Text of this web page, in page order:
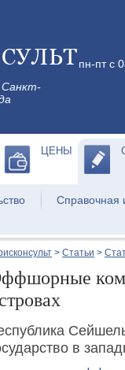
Санкт-
пн-пт с
ЦЕНЫ
> Статьи >
в